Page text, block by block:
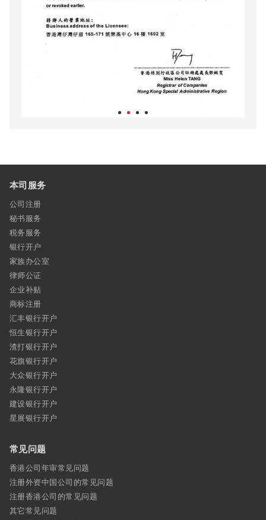
本司服务
公司注册
秘书服务
税务服务
银行开户
家族办公室
律师公证
企业补贴
商标注册
汇丰银行开户
恒生银行开户
渣打银行开户
花旗银行开户
大众银行开户
永隆银行开户
建设银行开户
星展银行开户
常见问题
香港公司年审常见问题
注册外资中国公司的常见问题
注册香港公司的常见问题
其它常见问题